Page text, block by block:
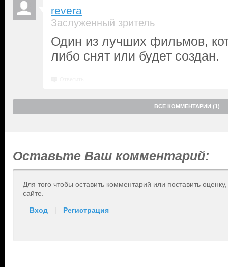
revera
Заслуженный зритель
Один из лучших фильмов,
либо снят или будет создан.
ВСЕ КОММЕНТАРИИ (1)
Оставьте Ваш комментарий:
Для того чтобы оставить комментарий или поставить
сайте.
Вход | Регистрация